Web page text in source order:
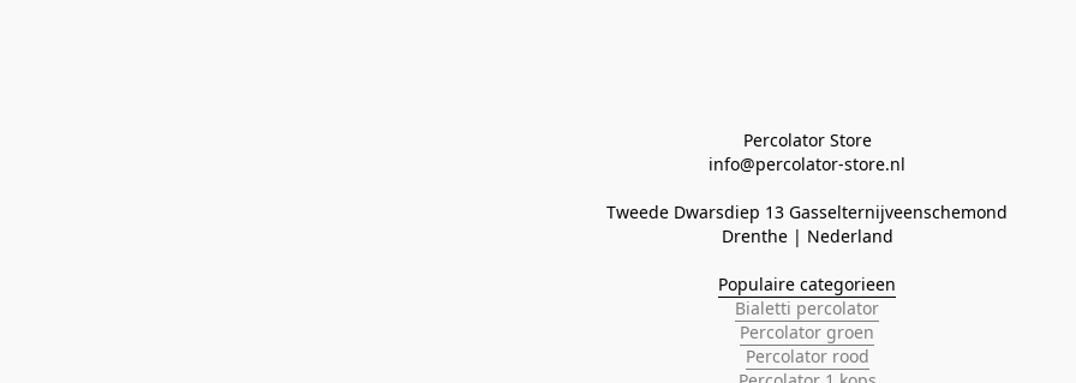
Percolator Store
Tweede Dwarsdiep 13 Gasselternijveenschemond
Populaire categorieen
Bialetti percolator
Percolator groen
Percolator rood